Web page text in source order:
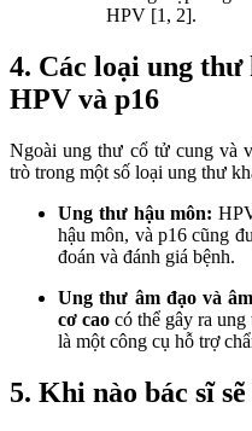
HPV [1, 2].
4. Các loại ung thư
HPV và p16
Ngoài ung thư cổ tử cung và
trò trong một số loại ung thư
Ung thư hậu môn:
hậu môn, và p16 cũng
đoán và đánh giá bệnh.
Ung thư âm đạo và
cơ cao có thể gây ra
là một công cụ hỗ trợ
5. Khi nào bác sĩ